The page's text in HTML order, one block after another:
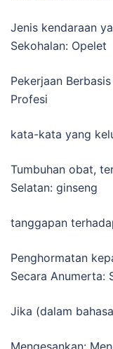
Jenis kendaraan
Sekohalan: Opelet
Pekerjaan
Profesi
kata-kata yang
Tumbuhan obat,
Selatan: ginseng
tanggapan
Penghormatan
Secara Anumerta:
Jika (dalam
Mengesankan: